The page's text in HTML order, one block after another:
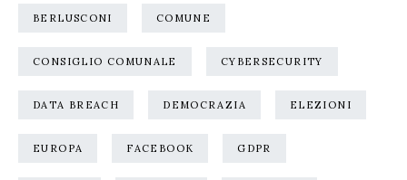
BERLUSCONI COMUNE
CONSIGLIO COMUNALE CYBERSECURITY
DATA BREACH DEMOCRAZIA ELEZIONI
EUROPA FACEBOOK GDPR